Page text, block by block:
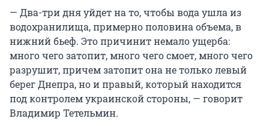
— Два-три дня уйдет на то, чтобы вода ушла из
водохранилища, примерно половина объема, в
нижний бьеф. Это причинит немало ущерба:
много чего затопит, много чего смоет, много чего
разрушит, причем затопит она не только левый
берег Днепра, но и правый, который находится
под контролем украинской стороны, — говорит
Владимир Тетельмин.